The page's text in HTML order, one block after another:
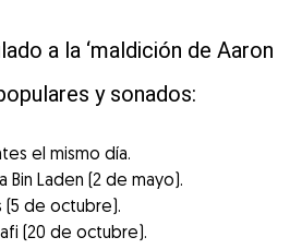
a la ‘maldición de Aaron
y sonados:
el mismo día.
Bin Laden (2 de mayo).
(5 de octubre).
(20 de octubre).